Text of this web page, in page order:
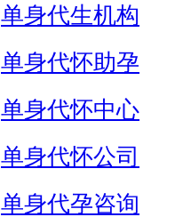
单身代生机构
单身代怀助孕
单身代怀中心
单身代怀公司
单身代孕咨询